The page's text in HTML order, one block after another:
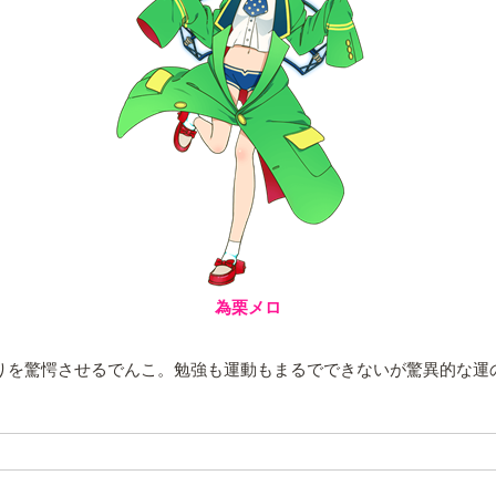
為栗メロ
驚愕させるでんこ。勉強も運動もまるでできないが驚異的な運